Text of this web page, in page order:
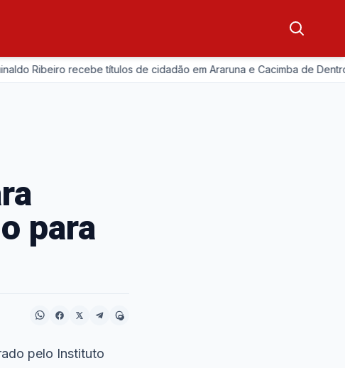
Ribeiro recebe títulos de cidadão em Araruna e Cacimba de Dentro
para
pelo Instituto